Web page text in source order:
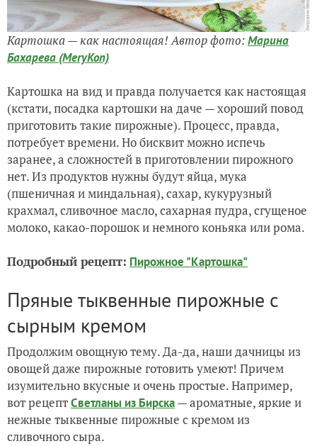
Картошка — как настоящая! Автор фото:Марина
Бахарева (MeryKon)
Картошка на вид и правда получается как настоящая
(кстати, посадка картошки на даче — хороший повод
приготовить такие пирожные). Процесс, правда,
потребует времени. Но бисквит можно испечь
заранее, а сложностей в приготовлении пирожного
нет. Из продуктов нужны будут яйца, мука
(пшеничная и миндальная), сахар, кукурузный
крахмал, сливочное масло, сахарная пудра, сгущеное
молоко, какао-порошок и немного коньяка или рома.
Подробный рецепт: Пирожное "Картошка"
Пряные тыквенные пирожные с
сырным кремом
Продолжим овощную тему. Да-да, наши дачницы из
овощей даже пирожные готовить умеют! Причем
изумительно вкусные и очень простые. Например,
вот рецептСветланы из Бирска— ароматные, яркие и
нежные тыквенные пирожные с кремом из
сливочного сыра.